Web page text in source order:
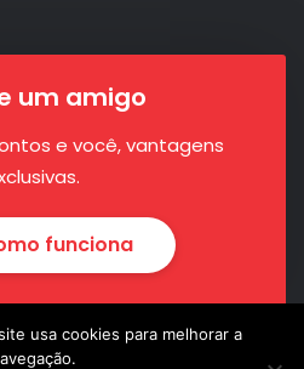
um amigo
e você, vantagens
funciona
usa cookies para melhorar a